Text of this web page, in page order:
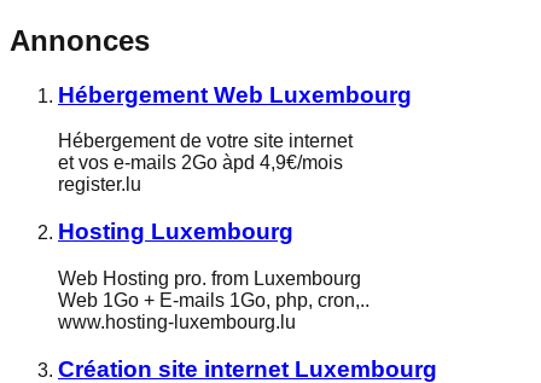
Annonces
Hébergement Web Luxembourg
Hébergement de votre site internet
et vos e-mails 2Go àpd 4,9€/mois
register.lu
Hosting Luxembourg
Web Hosting pro. from Luxembourg
Web 1Go + E-mails 1Go, php, cron,..
www.hosting-luxembourg.lu
Création site internet Luxembourg